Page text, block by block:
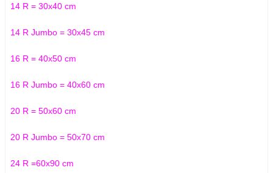
14 R = 30x40 cm
14 R Jumbo = 30x45 cm
16 R = 40x50 cm
16 R Jumbo = 40x60 cm
20 R = 50x60 cm
20 R Jumbo = 50x70 cm
24 R =60x90 cm